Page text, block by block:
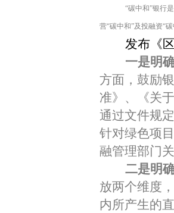
“碳中和”银行
营“碳中和”及投融资“碳
发布《
一是明
方面，鼓励
准》、《关
通过文件规
针对绿色项
融管理部门
二是明
放两个维度
内所产生的